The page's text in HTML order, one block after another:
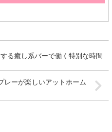
る癒し系バーで働く特別な時間
レーが楽しいアットホーム